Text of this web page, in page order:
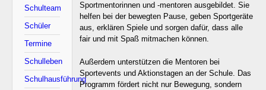
Schulteam
Schüler
Termine
Schulleben
Schulhausführung
Sportmentorinnen und -mentoren ausgebildet. Sie
helfen bei der bewegten Pause, geben Sportgeräte
aus, erklären Spiele und sorgen dafür, dass alle
fair und mit Spaß mitmachen können.
Außerdem unterstützen die Mentoren bei
Sportevents und Aktionstagen an der Schule. Das
Programm fördert nicht nur Bewegung, sondern